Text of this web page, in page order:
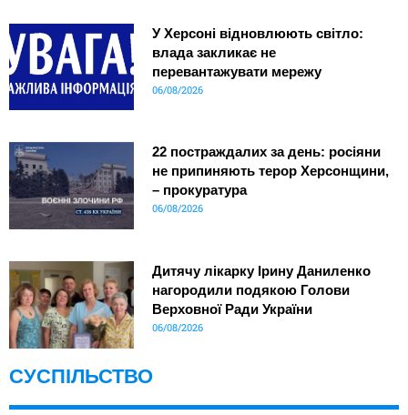
У Херсоні відновлюють світло:
влада закликає не
перевантажувати мережу
06/08/2026
22 постраждалих за день: росіяни
не припиняють терор Херсонщини,
– прокуратура
06/08/2026
Дитячу лікарку Ірину Даниленко
нагородили подякою Голови
Верховної Ради України
06/08/2026
СУСПІЛЬСТВО